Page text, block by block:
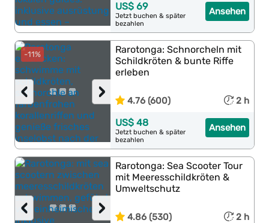
Ansehen
US$ 69
Jetzt buchen & später
bezahlen
-11%
›
‹
Rarotonga: Schnorcheln mit
Schildkröten & bunte Riffe
erleben
4.76 (600) 2 h
Ansehen
US$ 48
Jetzt buchen & später
bezahlen
›
‹
Rarotonga: Sea Scooter Tour
mit Meeresschildkröten &
Umweltschutz
4.86 (530) 2 h